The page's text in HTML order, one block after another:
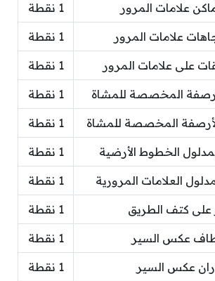
علامات المرور 1 نقطة
علامات المرور 1 نقطة
على علامات المرور 1 نقطة
المخصصة للمشاة 1 نقطة
المخصصة للمشاة 1 نقطة
الخطوط الأرضية 1 نقطة
العلامات المرورية 1 نقطة
على كتف الطريق 1 نقطة
عكس السير 1 نقطة
عكس السير 1 نقطة